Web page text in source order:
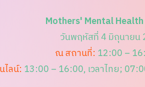
Mothers' Mental
วันพฤหัสที่ 4 มิถุนายน
ณ สถานที่: 12:00 –
ไลน์: 13:00 – 16:00, เวลาไทย;